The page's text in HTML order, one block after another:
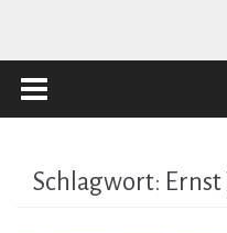
Schlagwort: